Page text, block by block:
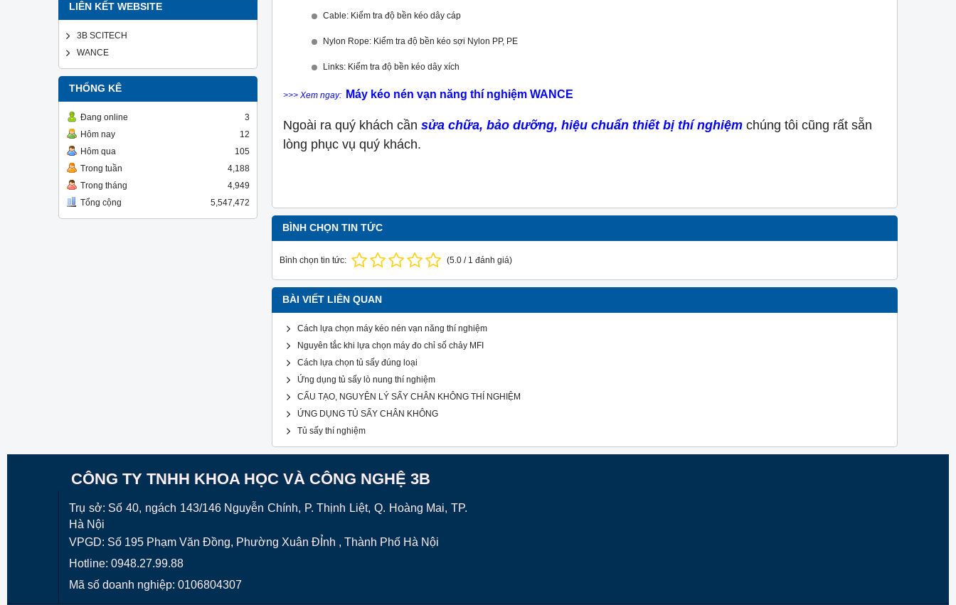
LIÊN KẾT WEBSITE
3B SCITECH
WANCE
THỐNG KÊ
Đang online
3
Hôm nay
12
Hôm qua
105
Trong tuần
4,188
Trong tháng
4,949
Tổng cộng
5,547,472
Cable: Kiểm tra độ bền kéo dây cáp
Nylon Rope: Kiểm tra độ bền kéo sợi Nylon PP, PE
Links: Kiểm tra độ bền kéo dây xích
>>> Xem ngay: Máy kéo nén vạn năng thí nghiệm WANCE
Ngoài ra quý khách cần sửa chữa, bảo dưỡng, hiệu chuẩn thiết bị thí nghiệm chúng tôi cũng rất sẵn
lòng phục vụ quý khách.
BÌNH CHỌN TIN TỨC
Bình chọn tin tức: (5.0 / 1 đánh giá)
BÀI VIẾT LIÊN QUAN
Cách lựa chọn máy kéo nén vạn năng thí nghiệm
Nguyên tắc khi lựa chọn máy đo chỉ số chảy MFI
Cách lựa chọn tủ sấy đúng loại
Ứng dụng tủ sấy lò nung thí nghiệm
CẤU TẠO, NGUYÊN LÝ SẤY CHÂN KHÔNG THÍ NGHIỆM
ỨNG DỤNG TỦ SẤY CHÂN KHÔNG
Tủ sấy thí nghiệm
CÔNG TY TNHH KHOA HỌC VÀ CÔNG NGHỆ 3B
Trụ sở: Số 40, ngách 143/146 Nguyễn Chính, P. Thịnh Liệt, Q. Hoàng Mai, TP.
Hà Nội
VPGD: Số 195 Phạm Văn Đồng, Phường Xuân ĐỈnh , Thành Phố Hà Nội
Hotline: 0948.27.99.88
Mã số doanh nghiệp: 0106804307